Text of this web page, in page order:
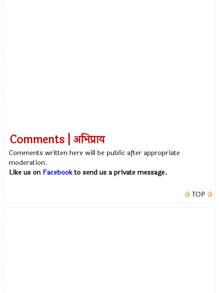
Comments | अभिप्राय
Comments written here will be public after appropriate
moderation.
Like us on Facebookto send us a private message.
TOP